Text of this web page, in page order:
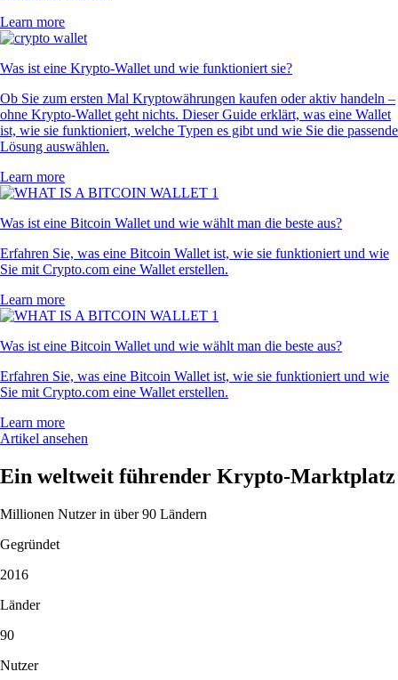
Learn more
Was ist eine Krypto-Wallet und wie funktioniert sie?
Ob Sie zum ersten Mal Kryptowährungen kaufen oder aktiv handeln –
ohne Krypto-Wallet geht nichts. Dieser Guide erklärt, was eine Wallet
ist, wie sie funktioniert, welche Typen es gibt und wie Sie die passende
Lösung auswählen.
Learn more
Was ist eine Bitcoin Wallet und wie wählt man die beste aus?
Erfahren Sie, was eine Bitcoin Wallet ist, wie sie funktioniert und wie
Sie mit Crypto.com eine Wallet erstellen.
Learn more
Was ist eine Bitcoin Wallet und wie wählt man die beste aus?
Erfahren Sie, was eine Bitcoin Wallet ist, wie sie funktioniert und wie
Sie mit Crypto.com eine Wallet erstellen.
Learn more
Artikel ansehen
Ein weltweit führender Krypto-Marktplatz
Millionen Nutzer in über 90 Ländern
Gegründet
2016
Länder
90
Nutzer